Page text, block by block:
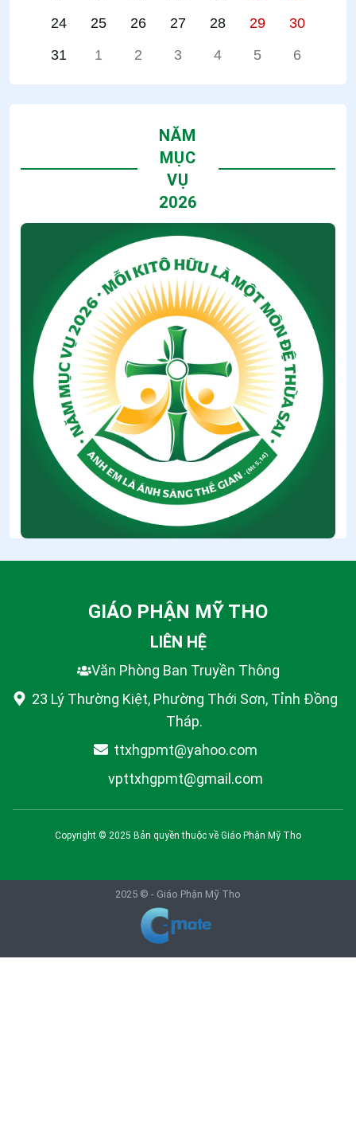
24
25 26 27 28 29
30
31
1 2 3 4 5 6
NĂM
MỤC
VỤ
2026
GIÁO PHẬN MỸ THO
LIÊN HỆ
Văn Phòng Ban Truyền Thông
23 Lý Thường Kiệt, Phường Thới Sơn, Tỉnh Đồng
Tháp.
ttxhgpmt@yahoo.com
vpttxhgpmt@gmail.com
Copyright © 2025 Bản quyền thuộc về Giáo Phận Mỹ Tho
2025 © - Giáo Phận Mỹ Tho